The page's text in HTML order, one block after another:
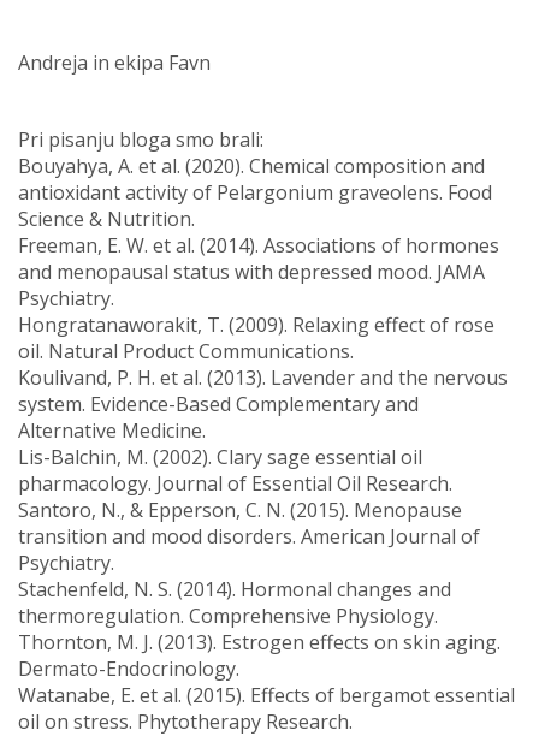
Andreja in ekipa Favn
Pri pisanju bloga smo brali:
Bouyahya, A. et al. (2020). Chemical composition and
antioxidant activity of Pelargonium graveolens. Food
Science & Nutrition.
Freeman, E. W. et al. (2014). Associations of hormones
and menopausal status with depressed mood. JAMA
Psychiatry.
Hongratanaworakit, T. (2009). Relaxing effect of rose
oil. Natural Product Communications.
Koulivand, P. H. et al. (2013). Lavender and the nervous
system. Evidence-Based Complementary and
Alternative Medicine.
Lis-Balchin, M. (2002). Clary sage essential oil
pharmacology. Journal of Essential Oil Research.
Santoro, N., & Epperson, C. N. (2015). Menopause
transition and mood disorders. American Journal of
Psychiatry.
Stachenfeld, N. S. (2014). Hormonal changes and
thermoregulation. Comprehensive Physiology.
Thornton, M. J. (2013). Estrogen effects on skin aging.
Dermato-Endocrinology.
Watanabe, E. et al. (2015). Effects of bergamot essential
oil on stress. Phytotherapy Research.